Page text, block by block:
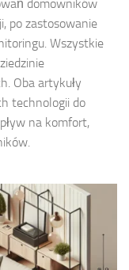
domowników
po zastosowanie
Wszystkie
Oba artykuły
technologii do
na komfort,